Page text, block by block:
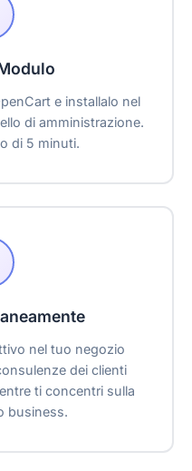
e installalo nel
di amministrazione.
di 5 minuti.
nel tuo negozio
dei clienti
ti concentri sulla
business.